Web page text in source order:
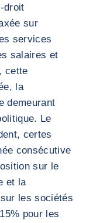
droit
sur
services
salaires et
cette
la
demeurant
Le
certes
consécutive
sur le
et la
les sociétés
pour les